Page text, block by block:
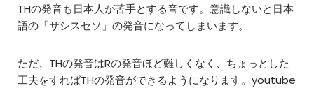
THの発音も日本人が苦手とする音です。意識しないと日本
語の「サシスセソ」の発音になってしまいます。
ただ、THの発音はRの発音ほど難しくなく、ちょっとした
工夫をすればTHの発音ができるようになります。youtube